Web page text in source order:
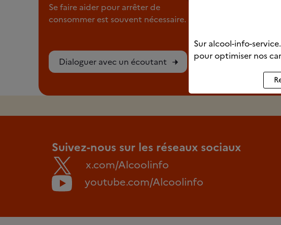
Se faire aider pour arrêter de
consommer est souvent nécessaire.
Dialoguer avec un écoutant
Suivez-nous sur les réseaux sociaux
x.com/Alcoolinfo
youtube.com/Alcoolinfo
Sur alcool-info-
pour optimiser nos